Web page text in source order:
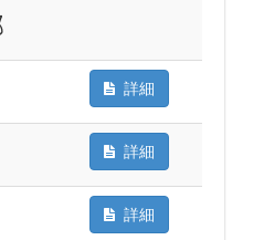
詳細
詳細
詳細